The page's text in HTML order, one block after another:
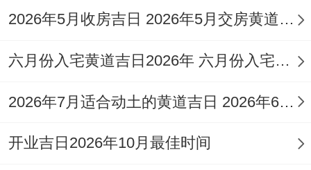
喜，浪漫氛围拿捏得死死的。
结了婚以后，他们眼里全是另一半，关怀备
至，心又软得像棉花糖，绝不会因为鸡毛蒜
都搁在心上两边都不耽误，日子过得那叫一
2026年5月收房吉日 2026年5月交房黄道吉日
六月份入宅黄道吉日2026年 六月份入宅黄道吉日查询
2026年7月适合动土的黄道吉日 2026年6月动土的黄道吉日
开业吉日2026年10月最佳时间